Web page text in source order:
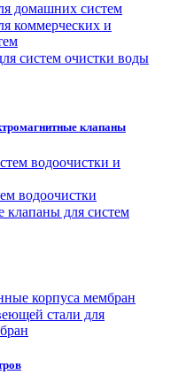
домашних систем
коммерческих и
систем очистки воды
клапаны
водоочистки и
водоочистки
клапаны для систем
корпуса мембран
стали для